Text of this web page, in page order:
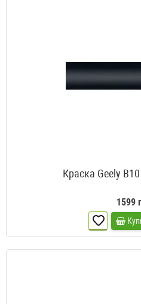
Краска Geely
1599